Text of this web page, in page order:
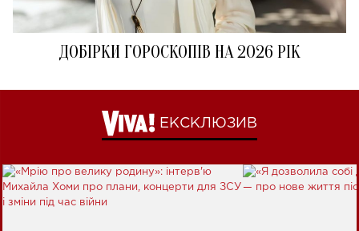
ДОБІРКИ ГОРОСКОПІВ НА 2026 РІК
ЕКСКЛЮЗИВ